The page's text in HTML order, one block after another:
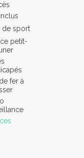
de sport
petit-
fer à